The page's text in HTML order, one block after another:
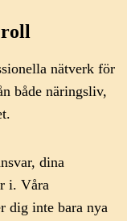
nätverk för
både näringsliv,
dina
i. Våra
dig inte bara nya